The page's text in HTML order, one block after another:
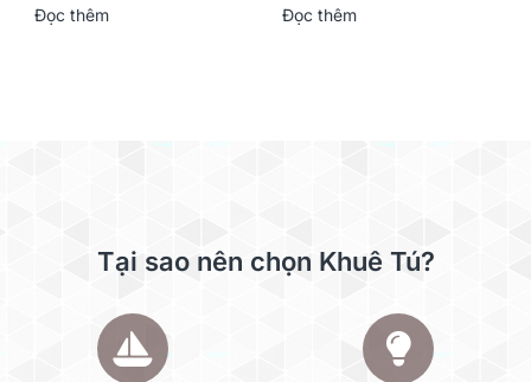
hiện trường
Đọc thêm
sản lượng lớn
Đọc thêm
Tại sao nên chọn Khuê Tú?